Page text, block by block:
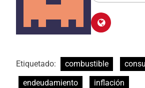
Etiquetado: combustible
endeudamiento
inflación